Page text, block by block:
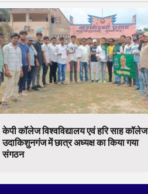
केपी कॉलेज विश्वविद्यालय एवं हरि साह कॉलेज
उदाकिशुनगंज में छात्र अध्यक्ष का किया गया
संगठन